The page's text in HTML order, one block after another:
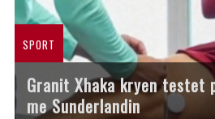
SPORT
Granit Xhaka kryen testet
me Sunderlandin